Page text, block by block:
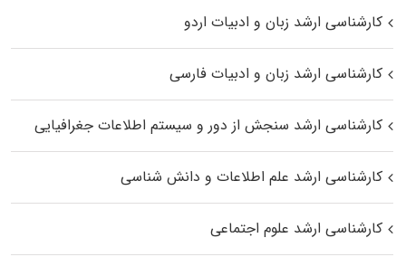
کارشناسی ارشد زبان و ادبیات اردو
کارشناسی ارشد زبان و ادبیات فارسی
کارشناسی ارشد سنجش از دور و سیستم اطلاعات جغرافیایی
کارشناسی ارشد علم اطلاعات و دانش شناسی
کارشناسی ارشد علوم اجتماعی